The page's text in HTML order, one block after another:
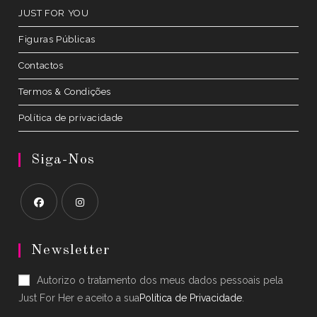
JUST FOR YOU
Figuras Públicas
Contactos
Termos & Condições
Política de privacidade
Siga-Nos
in
new
tab
in
new
tab
Newsletter
Autorizo o tratamento dos meus dados pessoais pela
Just For Her e aceito a suaPolítica de Privacidade